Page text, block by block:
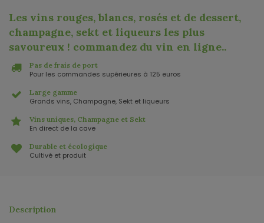
Les vins rouges, blancs, rosés et de dessert,
champagne, sekt et liqueurs les plus
savoureux ! commandez du vin en ligne..
Pas de frais de port
Pour les commandes supérieures à 125 euros
Large gamme
Grands vins, Champagne, Sekt et liqueurs
Vins uniques, Champagne et Sekt
En direct de la cave
Durable et écologique
Cultivé et produit
Description